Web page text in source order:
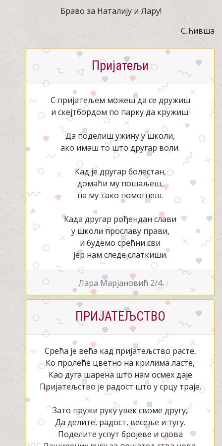
Браво за Наталију и Лару!
С.Ћивша
Пријатељи
С пријатељем можеш да се дружиш
и скејтбордом по парку да кружиш.
Да поделиш ужину у школи,
ако имаш то што другар воли.
Кад је другар болестан,
домаћи му пошаљеш,
па му тако помогнеш.
Када другар рођендан слави
у школи прославу прави,
и будемо срећни сви
јер нам следе слаткиши.
Лара Марјановић 2/4
ПРИЈАТЕЉСТВО
Срећа је већа кад пријатељство расте,
Ко пролеће цветно на крилима ласте,
Као дуга шарена што нам осмех даје
Пријатељство је радост што у срцу траје.
Зато пружи руку увек своме другу,
Да делите, радост, весеље и тугу.
Поделите успут бројеве и слова